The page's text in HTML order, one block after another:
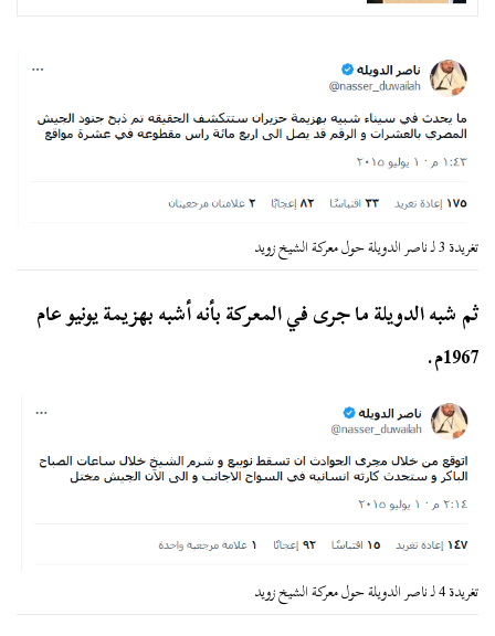
تغريدة 3 لـ ناصر الدويلة حول معركة الشيخ زويد
ثم شبه الدويلة ما جرى في المعركة بأنه أشبه بهزيمة يونيو عام
1967م.
تغريدة 4 لـ ناصر الدويلة حول معركة الشيخ زويد